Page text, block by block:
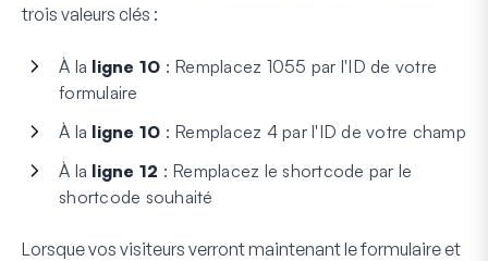
trois valeurs clés :
À la ligne 10 : Remplacez 1055 par l'ID de votre
formulaire
À la ligne 10 : Remplacez 4 par l'ID de votre champ
À la ligne 12 : Remplacez le shortcode par le
shortcode souhaité
Lorsque vos visiteurs verront maintenant le formulaire et